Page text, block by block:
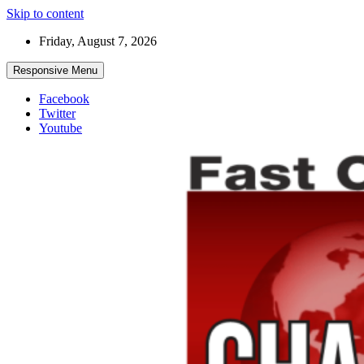
Skip to content
Friday, August 7, 2026
Responsive Menu
Facebook
Twitter
Youtube